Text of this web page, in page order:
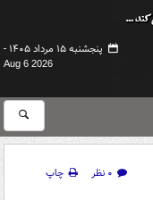
پنجشنبه ۱۵ مرداد ۱۴۰۵ -
Aug 6 2026
۰ نظر
چاپ